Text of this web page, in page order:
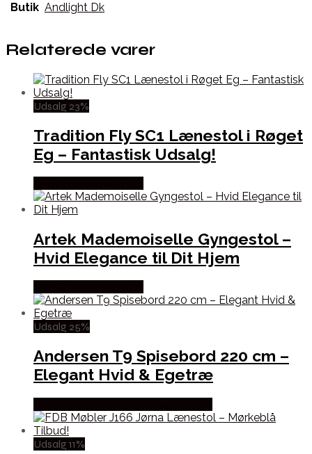
Butik Andlight Dk
Relaterede varer
Udsalg 23%
Tradition Fly SC1 Lænestol i Røget
Eg – Fantastisk Udsalg!
Artek Mademoiselle Gyngestol –
Hvid Elegance til Dit Hjem
Udsalg 25%
Andersen T9 Spisebord 220 cm –
Elegant Hvid & Egetræ
Udsalg 11%